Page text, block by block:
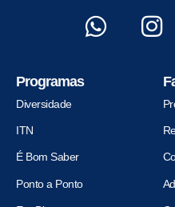
Programas
Diversidade
ITN
É Bom Saber
Ponto a Ponto